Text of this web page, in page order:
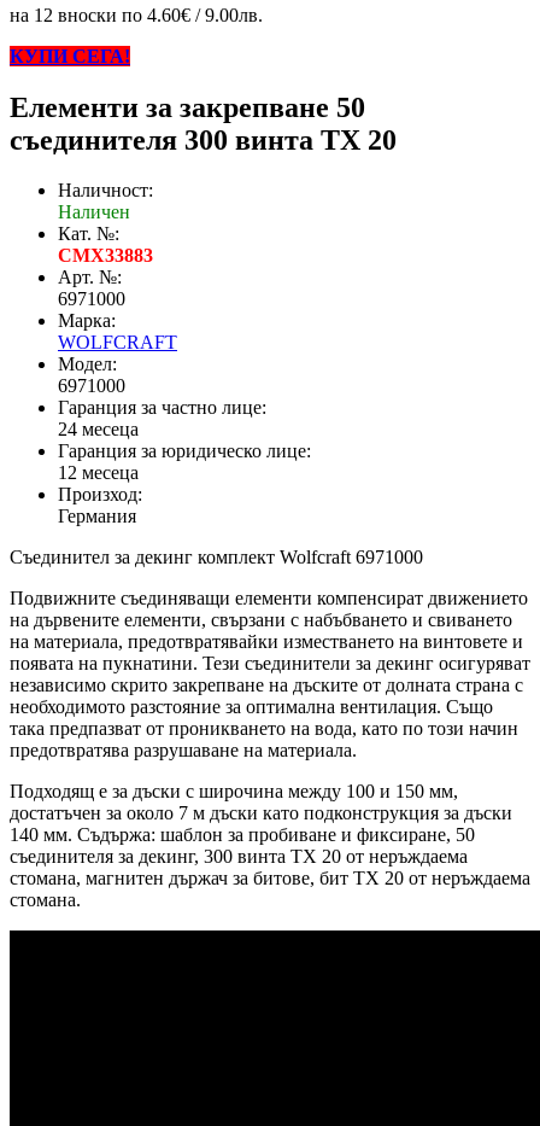
на 12 вноски по 4.60€ / 9.00лв.
КУПИ СЕГА!
Елементи за закрепване 50
съединителя 300 винта TX 20
Наличност:
Наличен
Кат. №:
CMX33883
Арт. №:
6971000
Марка:
WOLFCRAFT
Модел:
6971000
Гаранция за частно лице:
24 месеца
Гаранция за юридическо лице:
12 месеца
Произход:
Германия
Съединител за декинг комплект Wolfcraft 6971000
Подвижните съединяващи елементи компенсират движението
на дървените елементи, свързани с набъбването и свиването
на материала, предотвратявайки изместването на винтовете и
появата на пукнатини. Тези съединители за декинг осигуряват
независимо скрито закрепване на дъските от долната страна с
необходимото разстояние за оптимална вентилация. Също
така предпазват от проникването на вода, като по този начин
предотвратява разрушаване на материала.
Подходящ е за дъски с широчина между 100 и 150 мм,
достатъчен за около 7 м дъски като подконструкция за дъски
140 мм. Съдържа: шаблон за пробиване и фиксиране, 50
съединителя за декинг, 300 винта TX 20 от неръждаема
стомана, магнитен държач за битове, бит TX 20 от неръждаема
стомана.